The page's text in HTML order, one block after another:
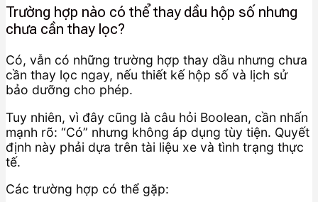
Trường hợp nào có thể thay dầu hộp số nhưng
chưa cần thay lọc?
Có, vẫn có những trường hợp thay dầu nhưng chưa
cần thay lọc ngay, nếu thiết kế hộp số và lịch sử
bảo dưỡng cho phép.
Tuy nhiên, vì đây cũng là câu hỏi Boolean, cần nhấn
mạnh rõ: “Có” nhưng không áp dụng tùy tiện. Quyết
định này phải dựa trên tài liệu xe và tình trạng thực
tế.
Các trường hợp có thể gặp: